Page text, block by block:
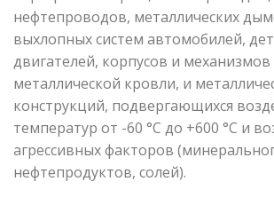
нефтепроводов, металлических
выхлопных систем автомобилей,
двигателей, корпусов и механизмов
металлической кровли, и
конструкций, подвергающихся
температур от -60 °С до +600 °С и
агрессивных факторов
нефтепродуктов, солей).